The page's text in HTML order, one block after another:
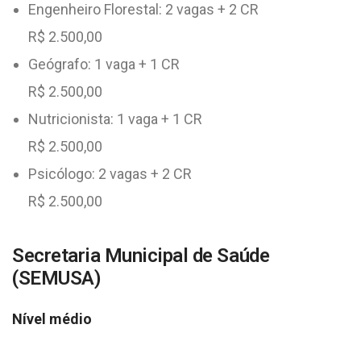
Engenheiro Florestal: 2 vagas + 2 CR
R$ 2.500,00
Geógrafo: 1 vaga + 1 CR
R$ 2.500,00
Nutricionista: 1 vaga + 1 CR
R$ 2.500,00
Psicólogo: 2 vagas + 2 CR
R$ 2.500,00
Secretaria Municipal de Saúde
(SEMUSA)
Nível médio